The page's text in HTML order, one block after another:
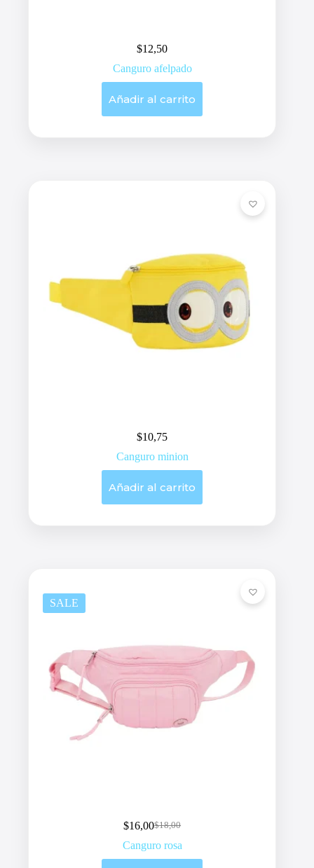
$12,50
Canguro afelpado
Añadir al carrito
$10,75
Canguro minion
Añadir al carrito
SALE
$18,00
Original
price
$16,00Current
price
Canguro rosa